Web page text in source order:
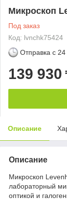
Микроскоп
Под заказ
Код: lvnchk75424
Отправка с 24
139 930
Описание
Описание
Микроскоп
лабораторный
оптикой и